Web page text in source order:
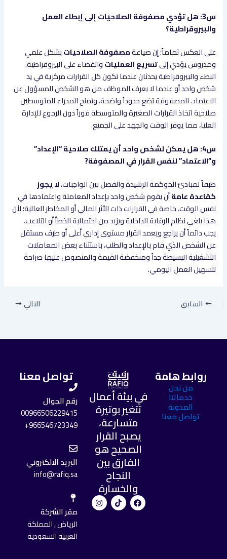
س3: هل تؤدي مصفوفة الصلاحيات إلى إبطاء العمل
والبيروقراطية؟
على العكس تماماً؛ إن صياغةمصفوفة الصلاحياتبشكل علمي
ومدروس يؤدي إلىتسريع العملياتوالقضاء على البيروقراطية.
البطء والبيروقراطية يحدثان عندما تكون كل القرارات مركزية في يد
شخص واحد أو عندما لا يعرف الموظف من هو الشخص المسؤول عن
الاعتماد. المصفوفة تضع حدوداً واضحة، وتمنح المدراء المتوسطين
صلاحية اتخاذ القرارات الصغيرة والمتوسطة فوراً دون الرجوع للإدارة
العليا، مما يوفر الوقت والجهد على الجميع.
س4: هل يمكن لشخص واحد أن يمتلك صلاحية “الإعداد”
و”الاعتماد” لنفس القرار في المصفوفة?
طبقاً لمبادئ الحوكمة الرشيدة والفصل بين الواجبات،لا يجوز
كقاعدة عامةأن يقوم شخص واحد بإعداد المعاملة واعتمادها في
نفس الوقت، خاصة في القرارات ذات الأثر المالي أو المخاطر العالية؛ لأن
هذا يلغي نظام الرقابة الداخلية ويزيد من احتمالية الخطأ أو التلاعب.
يجب دائماً أن يراجع ويعمد القرار مستوى إداري أعلى أو طرف مستقل
عن الشخص الذي قام بالإعداد والطلب، باستثناء بعض المعاملات
التشغيلية البسيطة جداً ومنخفضة القيمة والمنصوص عليها صراحة
لتسهيل العمل اليومي.
السابق التالي
روابط هامة
من نحن
خدماتنا
المدونة
تواصل معنا
في بيئة أعمال
تتغير بوتيرة
متسارعة،
يصبح القرار
الصحيح هو
الفارق بين
النجاح
والخسارة
F
a
c
T
i
k
I
n
s
تواصل معنا
رقم الجوال
00966506229415
966546723349+
البريد الالكتروني
info@rafiq.sa
مقر الشركة
الرياض , المملكة
العربية السعودية